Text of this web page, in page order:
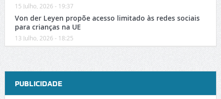
15 Julho, 2026 - 19:37
Von der Leyen propõe acesso limitado às redes sociais
para crianças na UE
13 Julho, 2026 - 18:25
PUBLICIDADE